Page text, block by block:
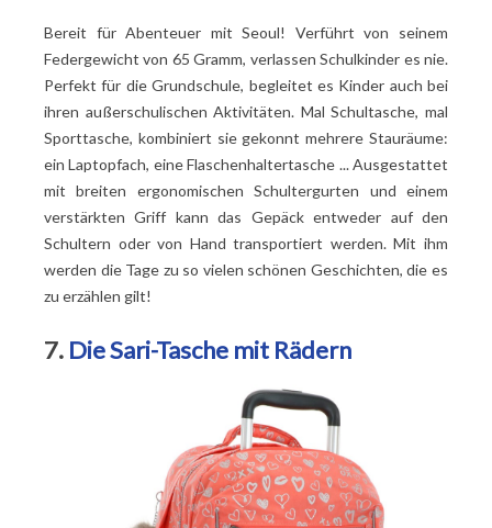
Bereit für Abenteuer mit Seoul! Verführt von seinem
Federgewicht von 65 Gramm, verlassen Schulkinder es nie.
Perfekt für die Grundschule, begleitet es Kinder auch bei
ihren außerschulischen Aktivitäten. Mal Schultasche, mal
Sporttasche, kombiniert sie gekonnt mehrere Stauräume:
ein Laptopfach, eine Flaschenhaltertasche ... Ausgestattet
mit breiten ergonomischen Schultergurten und einem
verstärkten Griff kann das Gepäck entweder auf den
Schultern oder von Hand transportiert werden. Mit ihm
werden die Tage zu so vielen schönen Geschichten, die es
zu erzählen gilt!
7. Die Sari-Tasche mit Rädern